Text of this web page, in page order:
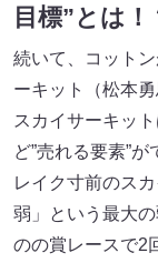
目標”とは！
続いて、コット
ーキット（松本勇
スカイサーキッ
ど”売れる要素”
レイク寸前のス
弱」という最大
のの賞レースで2